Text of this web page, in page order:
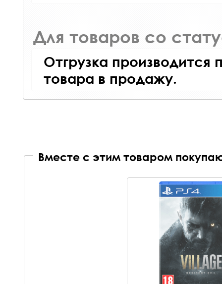
Для товаров со
Отгрузка производится
товара в продажу.
Вместе с этим товаром